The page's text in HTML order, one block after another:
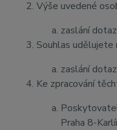
Výše uvedené
zaslání
Souhlas udělujete
zaslání
Ke zpracování
Praha 8-